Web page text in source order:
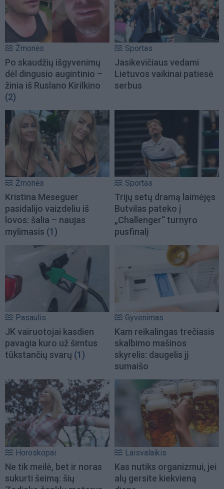
Žmonės
Po skaudžių išgyvenimų
dėl dingusio augintinio –
žinia iš Ruslano Kirilkino
(2)
Sportas
Jasikevičiaus vedami
Lietuvos vaikinai patiesė
serbus
Žmonės
Kristina Meseguer
pasidalijo vaizdeliu iš
lovos: šalia – naujas
mylimasis (1)
Sportas
Trijų setų dramą laimėjęs
Butvilas pateko į
„Challenger“ turnyro
pusfinalį
Pasaulis
JK vairuotojai kasdien
pavagia kuro už šimtus
tūkstančių svarų (1)
Gyvenimas
Kam reikalingas trečiasis
skalbimo mašinos
skyrelis: daugelis jį
sumaišo
Horoskopai
Ne tik meilė, bet ir noras
sukurti šeimą: šių
Laisvalaikis
Kas nutiks organizmui, jei
alų gersite kiekvieną